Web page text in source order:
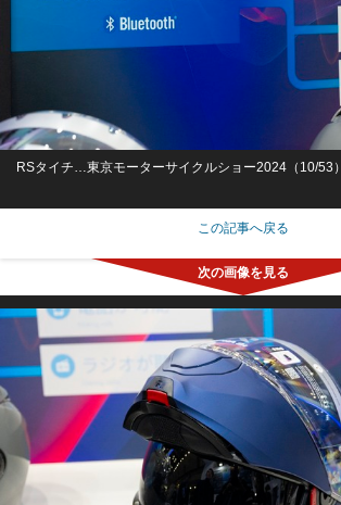
RSタイチ…東京モーターサイクルショー2024（10/53）
この記事へ戻る